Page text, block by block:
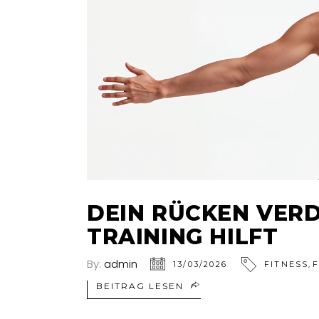
DEIN RÜCKEN
TRAINING HILFT
By: admin 13/03/2026 FITNESS,
BEITRAG LESEN